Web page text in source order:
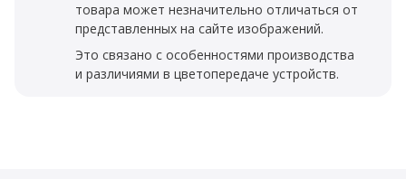
товара может незначительно отличаться от
представленных на сайте изображений.
Это связано с особенностями производства
и различиями в цветопередаче устройств.